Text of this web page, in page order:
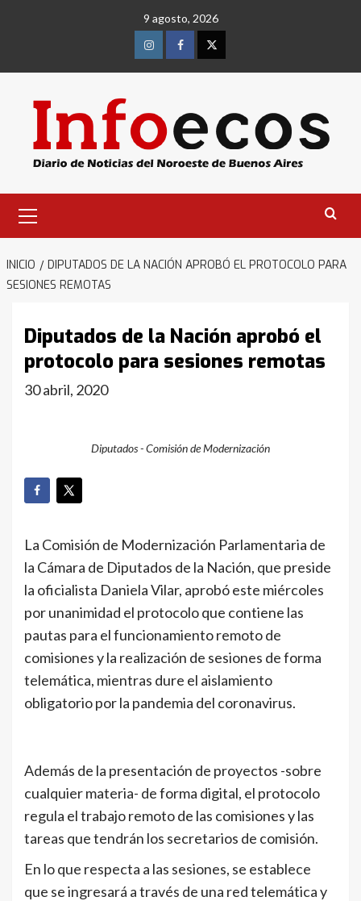
9 agosto, 2026
InstagramFacebookTwitter
primario
INICIO
DIPUTADOS DE LA NACIÓN APROBÓ EL PROTOCOLO PARA
SESIONES REMOTAS
Diputados de la Nación aprobó el
protocolo para sesiones remotas
30 abril, 2020
Diputados - Comisión de Modernización
La Comisión de Modernización Parlamentaria de
la Cámara de Diputados de la Nación, que preside
la oficialista Daniela Vilar, aprobó este miércoles
por unanimidad el protocolo que contiene las
pautas para el funcionamiento remoto de
comisiones y la realización de sesiones de forma
telemática, mientras dure el aislamiento
obligatorio por la pandemia del coronavirus.
Además de la presentación de proyectos -sobre
cualquier materia- de forma digital, el protocolo
regula el trabajo remoto de las comisiones y las
tareas que tendrán los secretarios de comisión.
En lo que respecta a las sesiones, se establece
que se ingresará a través de una red telemática y